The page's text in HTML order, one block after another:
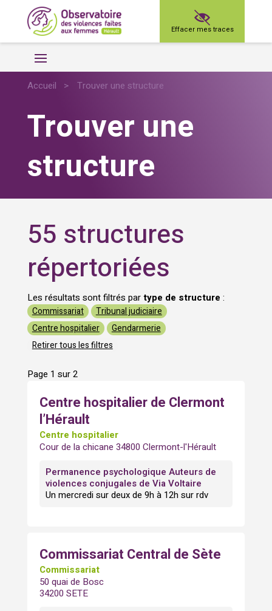
Effacer mes traces
Accueil > Trouver une structure
Trouver une
structure
55 structures
répertoriées
Les résultats sont filtrés partype de structure :
Commissariat
Tribunal judiciaire
Centre hospitalier
Gendarmerie
Retirer tous les filtres
Page 1 sur 2
Centre hospitalier de Clermont
l’Hérault
Centre hospitalier
Cour de la chicane 34800 Clermont-l'Hérault
Permanence psychologique Auteurs de
violences conjugales de Via Voltaire
Un mercredi sur deux de 9h à 12h sur rdv
Commissariat Central de Sète
Commissariat
50 quai de Bosc
34200 SETE